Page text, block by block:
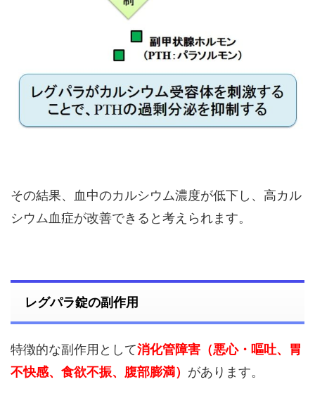
その結果、血中のカルシウム濃度が低下し、高カル
シウム血症が改善できると考えられます。
レグパラ錠の副作用
特徴的な副作用として消化管障害（悪心・嘔吐、胃
不快感、食欲不振、腹部膨満） があります。